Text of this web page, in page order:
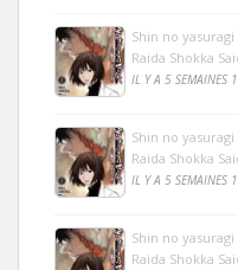
Shin no
Raida Shokka
IL Y A 5 SEMAINES
Shin no
Raida Shokka
IL Y A 5 SEMAINES
Shin no
Raida Shokka